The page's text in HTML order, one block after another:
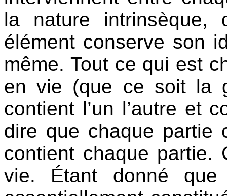
la nature
élément conserve son
même. Tout ce qui est
en vie (que ce soit la
contient l’un l’autre et
dire que chaque partie
contient chaque partie.
vie. Étant donné que